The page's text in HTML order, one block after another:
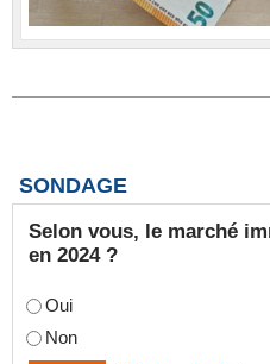
SONDAGE
Selon vous, le marché
en 2024 ?
Oui
Non